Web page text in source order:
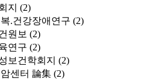
지 (2)
.건강장애연구 (2)
원보 (2)
연구 (2)
보건학회지 (2)
센터 論集 (2)